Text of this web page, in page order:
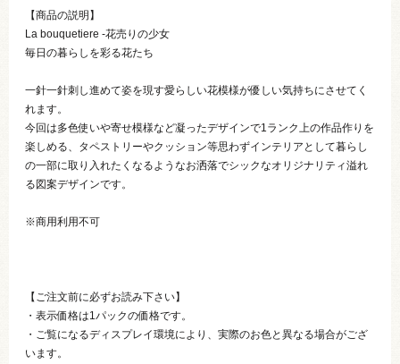
【商品の説明】
La bouquetiere -花売りの少女
毎日の暮らしを彩る花たち
一針一針刺し進めて姿を現す愛らしい花模様が優しい気持ちにさせてく
れます。
今回は多色使いや寄せ模様など凝ったデザインで1ランク上の作品作りを
楽しめる、タペストリーやクッション等思わずインテリアとして暮らし
の一部に取り入れたくなるようなお洒落でシックなオリジナリティ溢れ
る図案デザインです。
※商用利用不可
【ご注文前に必ずお読み下さい】
・表示価格は1パックの価格です。
・ご覧になるディスプレイ環境により、実際のお色と異なる場合がござ
います。